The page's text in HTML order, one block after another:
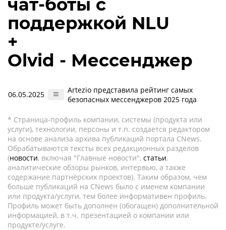
чат-боты с
поддержкой NLU
+
Olvid - Мессенджер
06.05.2025
Artezio представила рейтинг самых
безопасных мессенджеров 2025 года
* Страница-профиль компании, системы (продукта или
услуги), технологии, персоны и т.п. создается редактором
на основе анализа архива публикаций портала CNews.
Обрабатываются тексты всех редакционных разделов
(новости, включая "Главные новости", статьи,
аналитические обзоры рынков, интервью, а также
содержание партнёрских проектов). Таким образом, чем
больше публикаций на CNews было с именем компании
или продукта/услуги, тем более информативен профиль.
Профиль может быть дополнен (обогащен) дополнительной
информацией, в т.ч. презентацией о компании или
продукте/услуге.